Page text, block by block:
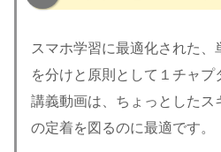
スマホ学習に最適化された、
を分けと原則として１チャ
講義動画は、ちょっとしたス
の定着を図るのに最適です。